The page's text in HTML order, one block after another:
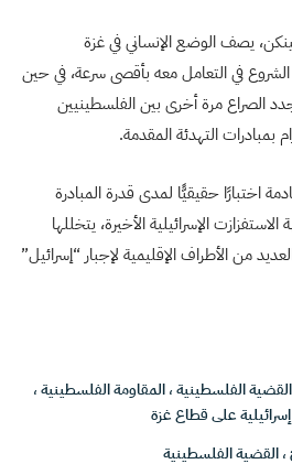
يصف الوضع الإنساني في غزة
في التعامل معه بأقصى سرعة، في حين
الصراع مرة أخرى بين الفلسطينيين
بمبادرات التهدئة المقدمة.
اختبارًا حقيقيًّا لمدى قدرة المبادرة
الإسرائيلية الأخيرة، يتخللها
من الأطراف الإقليمية لإجبار “إسرائيل”
القضية الفلسطينية،المقاومة الفلسطينية،
إسرائيلية على قطاع غزة
،القضية الفلسطينية